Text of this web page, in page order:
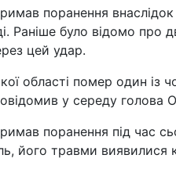
поранення
Раніше було відомо про
цей удар.
області помер один із
у середу голова
поранення під час
його травми виявилися